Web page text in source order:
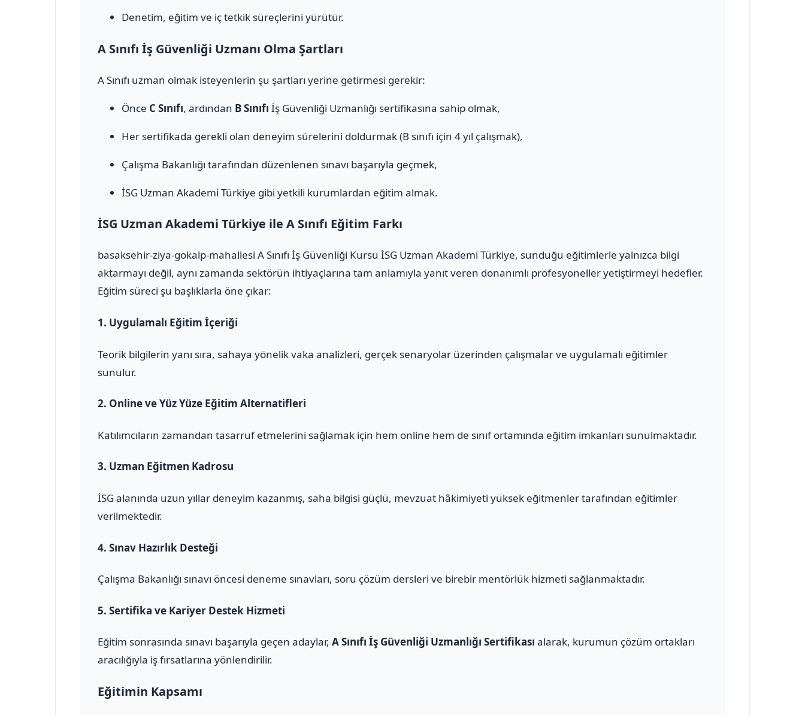
Denetim, eğitim ve iç tetkik süreçlerini yürütür.
A Sınıfı İş Güvenliği Uzmanı Olma Şartları
A Sınıfı uzman olmak isteyenlerin şu şartları yerine getirmesi gerekir:
Önce C Sınıfı, ardından B Sınıfı İş Güvenliği Uzmanlığı sertifikasına sahip olmak,
Her sertifikada gerekli olan deneyim sürelerini doldurmak (B sınıfı için 4 yıl çalışmak),
Çalışma Bakanlığı tarafından düzenlenen sınavı başarıyla geçmek,
İSG Uzman Akademi Türkiye gibi yetkili kurumlardan eğitim almak.
İSG Uzman Akademi Türkiye ile A Sınıfı Eğitim Farkı
basaksehir-ziya-gokalp-mahallesi A Sınıfı İş Güvenliği Kursu İSG Uzman Akademi Türkiye, sunduğu eğitimlerle yalnızca bilgi
aktarmayı değil, aynı zamanda sektörün ihtiyaçlarına tam anlamıyla yanıt veren donanımlı profesyoneller yetiştirmeyi hedefler.
Eğitim süreci şu başlıklarla öne çıkar:
1. Uygulamalı Eğitim İçeriği
Teorik bilgilerin yanı sıra, sahaya yönelik vaka analizleri, gerçek senaryolar üzerinden çalışmalar ve uygulamalı eğitimler
sunulur.
2. Online ve Yüz Yüze Eğitim Alternatifleri
Katılımcıların zamandan tasarruf etmelerini sağlamak için hem online hem de sınıf ortamında eğitim imkanları sunulmaktadır.
3. Uzman Eğitmen Kadrosu
İSG alanında uzun yıllar deneyim kazanmış, saha bilgisi güçlü, mevzuat hâkimiyeti yüksek eğitmenler tarafından eğitimler
verilmektedir.
4. Sınav Hazırlık Desteği
Çalışma Bakanlığı sınavı öncesi deneme sınavları, soru çözüm dersleri ve birebir mentörlük hizmeti sağlanmaktadır.
5. Sertifika ve Kariyer Destek Hizmeti
Eğitim sonrasında sınavı başarıyla geçen adaylar, A Sınıfı İş Güvenliği Uzmanlığı Sertifikası alarak, kurumun çözüm ortakları
aracılığıyla iş fırsatlarına yönlendirilir.
Eğitimin Kapsamı